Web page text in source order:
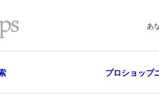
あ
プロショップ